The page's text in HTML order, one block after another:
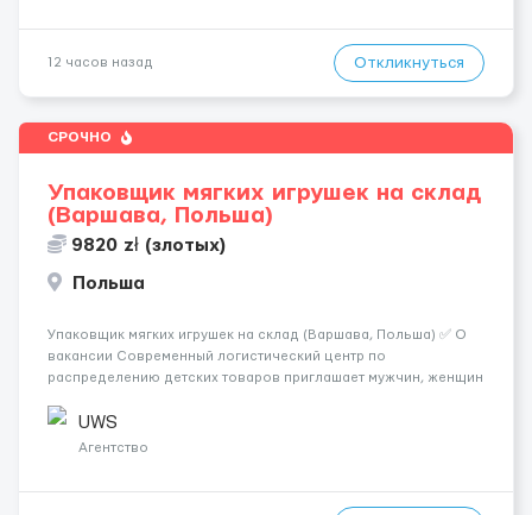
12 часов назад Откликнуться
СРОЧНО
Упаковщик мягких игрушек на склад
(Варшава, Польша)
9820 zł (злотых)
Польша
Упаковщик мягких игрушек на склад (Варшава, Польша) ✅ О
вакансии Современный логистический центр по
распределению детских товаров приглашает мужчин, женщин
ВНИМАНИЕ ❗️: ЗАЯВКИ НА САЙТЕ НЕ РАССМАТРИВАЕМ.
ПИШИТЕ САМИ НАМ СРА...
UWS
Агентство